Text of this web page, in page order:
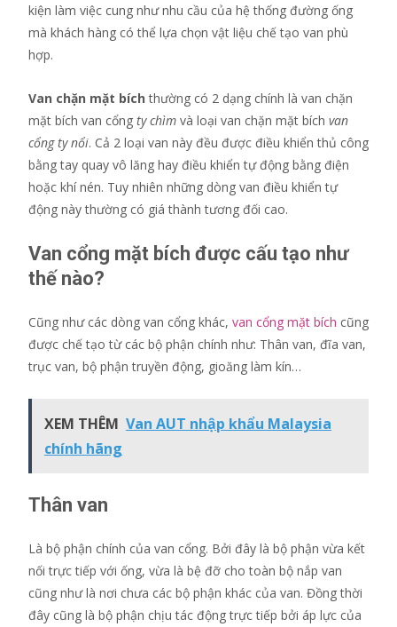
kiện làm việc cung như nhu cầu của hệ thống đường ống
mà khách hàng có thể lựa chọn vật liệu chế tạo van phù
hợp.
Van chặn mặt bích thường có 2 dạng chính là van chặn
mặt bích van cổng ty chìm và loại van chặn mặt bích van
cổng ty nổi. Cả 2 loại van này đều được điều khiển thủ công
bằng tay quay vô lăng hay điều khiển tự động bằng điện
hoặc khí nén. Tuy nhiên những dòng van điều khiển tự
động này thường có giá thành tương đối cao.
Van cổng mặt bích được cấu tạo như
thế nào?
Cũng như các dòng van cổng khác, van cổng mặt bích cũng
được chế tạo từ các bộ phận chính như: Thân van, đĩa van,
trục van, bộ phận truyền động, gioăng làm kín…
XEM THÊM Van AUT nhập khẩu Malaysia
chính hãng
Thân van
Là bộ phận chính của van cổng. Bởi đây là bộ phận vừa kết
nối trực tiếp với ống, vừa là bệ đỡ cho toàn bộ nắp van
cũng như là nơi chưa các bộ phận khác của van. Đồng thời
đây cũng là bộ phận chịu tác động trực tiếp bởi áp lực của